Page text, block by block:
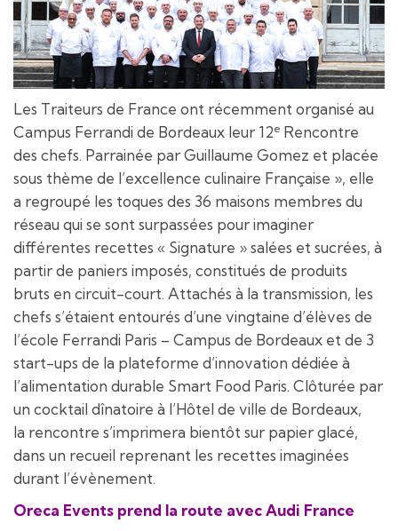
Les Traiteurs de France ont récemment organisé au
Campus Ferrandi de Bordeaux leur 12e Rencontre
des chefs. Parrainée par Guillaume Gomez et placée
sous thème de l’excellence culinaire Française », elle
a regroupé les toques des 36 maisons membres du
réseau qui se sont surpassées pour imaginer
différentes recettes « Signature » salées et sucrées, à
partir de paniers imposés, constitués de produits
bruts en circuit-court. Attachés à la transmission, les
chefs s’étaient entourés d’une vingtaine d’élèves de
l’école Ferrandi Paris – Campus de Bordeaux et de 3
start-ups de la plateforme d’innovation dédiée à
l’alimentation durable Smart Food Paris. Clôturée par
un cocktail dînatoire à l’Hôtel de ville de Bordeaux,
la rencontre s’imprimera bientôt sur papier glacé,
dans un recueil reprenant les recettes imaginées
durant l’évènement.
Oreca Events prend la route avec Audi France